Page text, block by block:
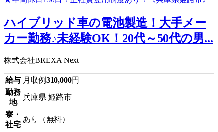
ハイブリッド車の電池製造！大手メー
カー勤務♪未経験OK！20代～50代の男...
株式会社BREXA Next
給与 月収例310,000円
勤務
地
兵庫県 姫路市
寮・
社宅
あり（無料）